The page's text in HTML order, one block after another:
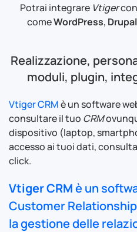
Potrai integrare Vtiger
comeWordPress, Drupal
Realizzazione,
moduli, plugin,
Vtiger CRMè un software
consultare il tuo CRM
dispositivo (laptop,
accesso ai tuoi dati,
click.
Vtiger CRMè un
Customer
la gestione delle